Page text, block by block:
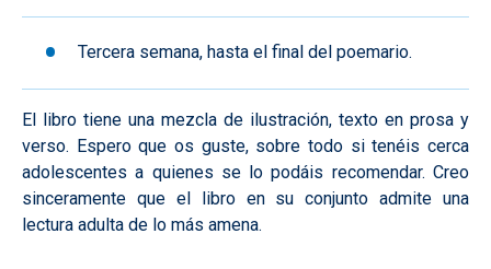
Tercera semana, hasta el final del poemario.
El libro tiene una mezcla de ilustración, texto en prosa y
verso. Espero que os guste, sobre todo si tenéis cerca
adolescentes a quienes se lo podáis recomendar. Creo
sinceramente que el libro en su conjunto admite una
lectura adulta de lo más amena.